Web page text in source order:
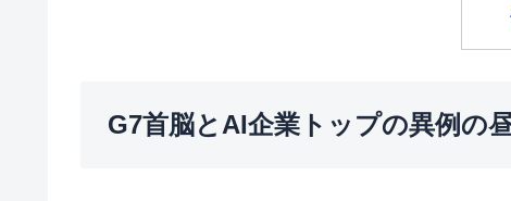
G7首脳とAI企業トップの異例の